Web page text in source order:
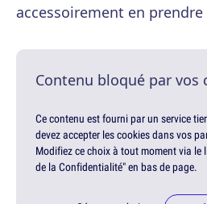
accessoirement en
Contenu bloqué par vos
Ce contenu est fourni par un service
devez accepter les cookies dans vos
Modifiez ce choix à tout moment via le
de la Confidentialité" en bas de page.